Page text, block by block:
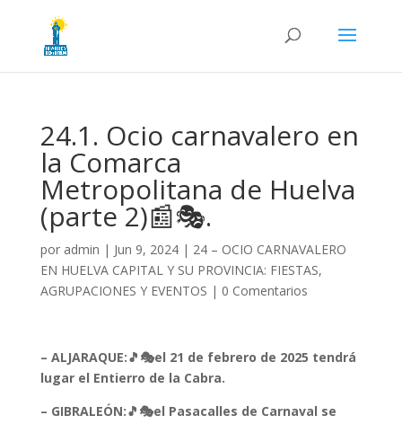
24.1. Ocio carnavalero en
la Comarca
Metropolitana de Huelva
(parte 2)📰🎭.
por admin | Jun 9, 2024| 24 – OCIO CARNAVALERO
EN HUELVA CAPITAL Y SU PROVINCIA: FIESTAS,
AGRUPACIONES Y EVENTOS | 0 Comentarios
– ALJARAQUE:🎵🎭el 21 de febrero de 2025 tendrá
lugar el Entierro de la Cabra.
– GIBRALEÓN:🎵🎭el Pasacalles de Carnaval se